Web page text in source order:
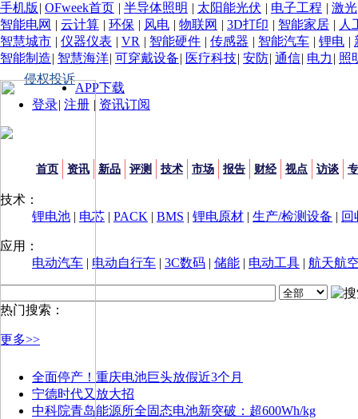
手机版 | OFweek首页 | 半导体照明 | 太阳能光伏 | 电子工程 | 激光
智能电网 | 云计算 | 环保 | 风电 | 物联网 | 3D打印 | 智能家居 | 人
智慧城市 | 仪器仪表 | VR | 智能硬件 | 传感器 | 智能汽车 | 锂电 |
智能制造| 智慧海洋| 可穿戴设备| 医疗科技| 安防| 通信| 电力 | 照
侵权投诉
APP下载
登录| 注册 | 资讯订阅
首页 资讯 新品 评测 技术 市场 报告 财经 视点 访谈
技术：
锂电池 | 电芯 | PACK | BMS | 锂电原材 | 生产/检测设备 | 回
应用：
电动汽车 | 电动自行车 | 3C数码 | 储能 | 电动工具 | 航天航
热门搜索：
更多>>
全面停产！重庆电池巨头放假近3个月
宁德时代又放大招
中科院青岛能源所全固态电池新突破：超600Wh/kg